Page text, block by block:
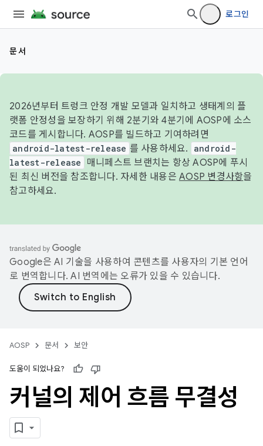
로그인
문서
2026년부터 트렁크 안정 개발 모델과 일치하고 생태계의 플
랫폼 안정성을 보장하기 위해 2분기와 4분기에 AOSP에 소스
코드를 게시합니다. AOSP를 빌드하고 기여하려면
android-latest-release 를 사용하세요.
android-
latest-release
매니페스트 브랜치는 항상 AOSP에 푸시
된 최신 버전을 참조합니다. 자세한 내용은 AOSP 변경사항을
참고하세요.
Google은 AI 기술을 사용하여 콘텐츠를 사용자의 기본 언어
로 번역합니다. AI 번역에는 오류가 있을 수 있습니다.
AOSP 문서 보안
도움이 되었나요?
커널의 제어 흐름 무결성